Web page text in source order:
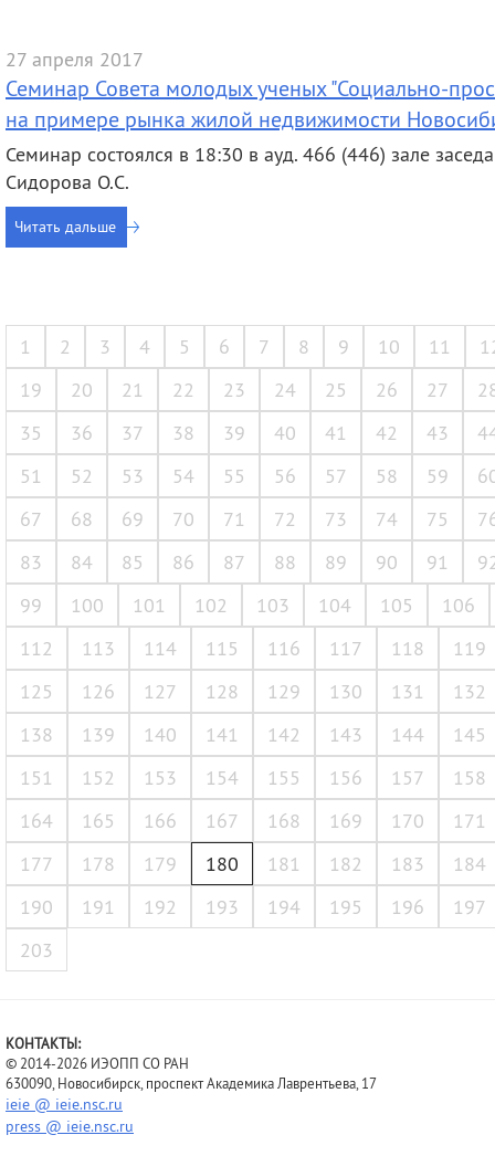
27 апреля 2017
Семинар Совета молодых ученых "Социально-
на примере рынка жилой недвижимости
Семинар состоялся в 18:30 в ауд. 466 (446) зале
Сидорова О.С.
Читать дальше
1 2 3 4 5 6 7 8 9 10 11
19
20 21 22 23 24 25 26 27
35
36 37 38 39 40 41 42 43
51
52 53 54 55 56 57 58 59
67
68 69 70 71 72 73 74 75
83
84 85 86 87 88 89 90 91
99
100 101 102 103 104 105
106
112
113 114 115 116 117 118
119
125
126 127 128 129 130 131
132
138
139 140 141 142 143 144
145
151
152 153 154 155 156 157
158
164
165 166 167 168 169 170
171
177
178 179 180 181 182 183
184
190
191 192 193 194 195 196
197
203
КОНТАКТЫ:
© 2014-2026 ИЭОПП СО РАН
630090, Новосибирск, проспект Академика Лаврентьева, 17
ieie @ ieie.nsc.ru
press @ ieie.nsc.ru